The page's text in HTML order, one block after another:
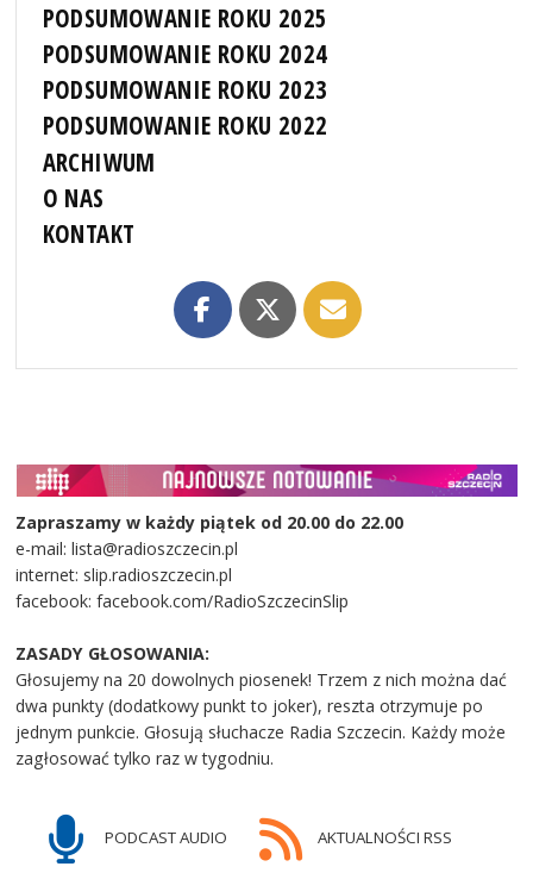
PODSUMOWANIE ROKU 2025
PODSUMOWANIE ROKU 2024
PODSUMOWANIE ROKU 2023
PODSUMOWANIE ROKU 2022
ARCHIWUM
O NAS
KONTAKT
Zapraszamy w każdy piątek od 20.00 do 22.00
e-mail: lista@radioszczecin.pl
internet: slip.radioszczecin.pl
facebook: facebook.com/RadioSzczecinSlip
ZASADY GŁOSOWANIA:
Głosujemy na 20 dowolnych piosenek! Trzem z nich można dać
dwa punkty (dodatkowy punkt to joker), reszta otrzymuje po
jednym punkcie. Głosują słuchacze Radia Szczecin. Każdy może
zagłosować tylko raz w tygodniu.
PODCAST AUDIO AKTUALNOŚCI RSS